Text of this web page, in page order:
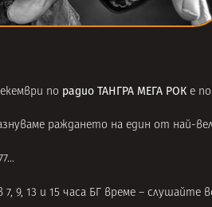
по радио ТАНГРА МЕГА РОК е
раждането на един от най-
9, 13 и 15 часа БГ време – слушайте